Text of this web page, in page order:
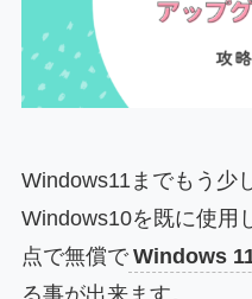
Windows11までもう少
Windows10を既に使用
点で無償で Windows